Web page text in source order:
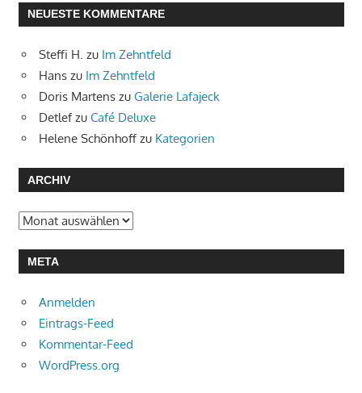
NEUESTE KOMMENTARE
Steffi H. zu Im Zehntfeld
Hans zu Im Zehntfeld
Doris Martens zu Galerie Lafajeck
Detlefzu Café Deluxe
Helene Schönhoff zu Kategorien
ARCHIV
Archiv
META
Anmelden
Eintrags-Feed
Kommentar-Feed
WordPress.org